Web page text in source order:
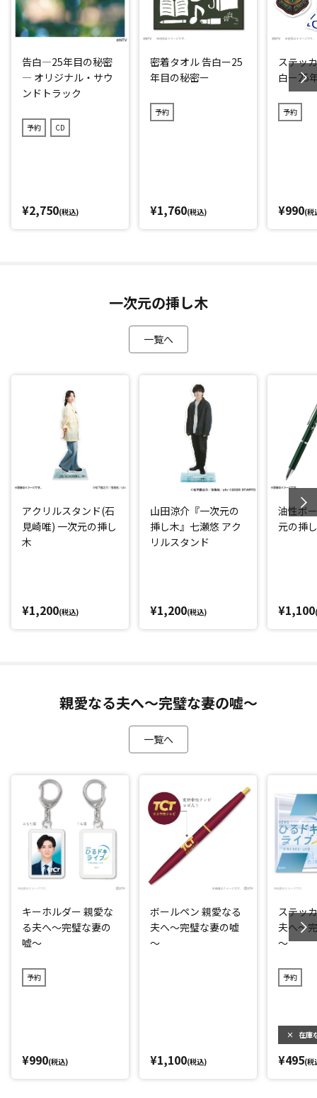
告白―25年目の秘密
― オリジナル・サウ
ンドトラック
予約 CD
¥2,750(税込)
密着タオル 告白ー25
年目の秘密ー
予約
¥1,760(税込)
ステッ
白ー25
予約
¥990(税
一次元の挿し木
一覧へ
アクリルスタンド(石
見崎唯) 一次元の挿し
木
¥1,200(税込)
山田涼介『一次元の
挿し木』七瀬悠 アク
リルスタンド
¥1,200(税込)
油性ボ
元の挿
¥1,100
親愛なる夫へ～完璧な妻の嘘～
一覧へ
キーホルダー 親愛な
る夫へ～完璧な妻の
嘘～
予約
¥990(税込)
ボールペン 親愛なる
夫へ～完璧な妻の嘘
～
¥1,100(税込)
ステッ
夫へ～
～
予約
× 在庫
¥495(税